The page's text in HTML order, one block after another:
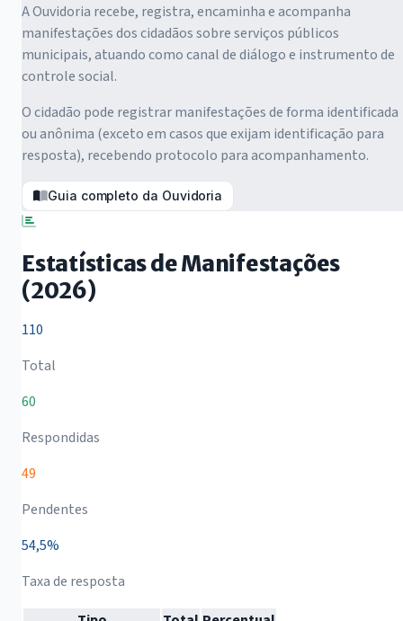
A Ouvidoria recebe, registra, encaminha e acompanha
manifestações dos cidadãos sobre serviços públicos
municipais, atuando como canal de diálogo e instrumento de
controle social.
O cidadão pode registrar manifestações de forma identificada
ou anônima (exceto em casos que exijam identificação para
resposta), recebendo protocolo para acompanhamento.
Guia completo da Ouvidoria
Estatísticas de Manifestações
(2026)
110
Total
60
Respondidas
49
Pendentes
54,5%
Taxa de resposta